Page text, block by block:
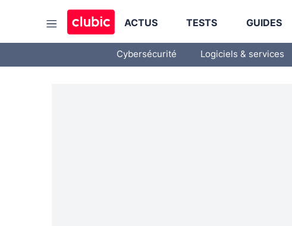
ACTUS TESTS GUIDES
Cybersécurité Logiciels & services